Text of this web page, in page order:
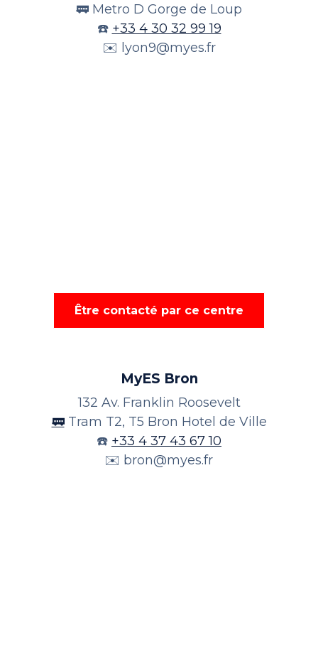
🚃 Metro D Gorge de Loup
☎️ +33 4 30 32 99 19
✉️ lyon9@myes.fr
Être contacté par ce centre
MyES Bron
132 Av. Franklin Roosevelt
🚃Tram T2, T5 Bron Hotel de Ville
☎️ +33 4 37 43 67 10
✉️ bron@myes.fr